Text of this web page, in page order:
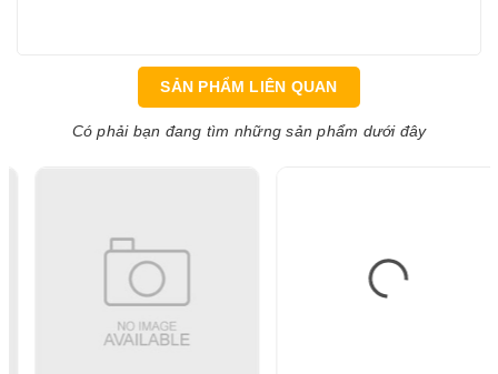
SẢN PHẨM LIÊN QUAN
Có phải bạn đang tìm những sản phẩm dưới đây